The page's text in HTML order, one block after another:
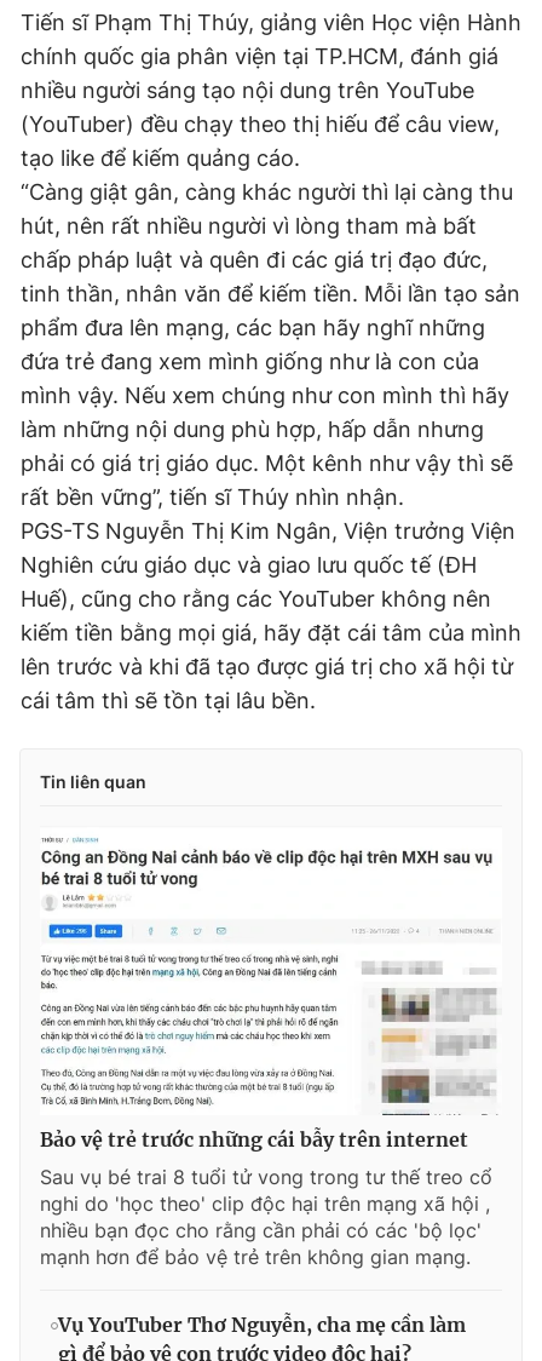
Tiến sĩ Phạm Thị Thúy, giảng viên Học viện Hành
chính quốc gia phân viện tại TP.HCM, đánh giá
nhiều người sáng tạo nội dung trên YouTube
(YouTuber) đều chạy theo thị hiếu để câu view,
tạo like để kiếm quảng cáo.
“Càng giật gân, càng khác người thì lại càng thu
hút, nên rất nhiều người vì lòng tham mà bất
chấp pháp luật và quên đi các giá trị đạo đức,
tinh thần, nhân văn để kiếm tiền. Mỗi lần tạo sản
phẩm đưa lên mạng, các bạn hãy nghĩ những
đứa trẻ đang xem mình giống như là con của
mình vậy. Nếu xem chúng như con mình thì hãy
làm những nội dung phù hợp, hấp dẫn nhưng
phải có giá trị giáo dục. Một kênh như vậy thì sẽ
rất bền vững”, tiến sĩ Thúy nhìn nhận.
PGS-TS Nguyễn Thị Kim Ngân, Viện trưởng Viện
Nghiên cứu giáo dục và giao lưu quốc tế (ĐH
Huế), cũng cho rằng các YouTuber không nên
kiếm tiền bằng mọi giá, hãy đặt cái tâm của mình
lên trước và khi đã tạo được giá trị cho xã hội từ
cái tâm thì sẽ tồn tại lâu bền.
Tin liên quan
Bảo vệ trẻ trước những cái bẫy trên internet
Sau vụ bé trai 8 tuổi tử vong trong tư thế treo cổ
nghi do 'học theo' clip độc hại trên mạng xã hội ,
nhiều bạn đọc cho rằng cần phải có các 'bộ lọc'
mạnh hơn để bảo vệ trẻ trên không gian mạng.
Vụ YouTuber Thơ Nguyễn, cha mẹ cần làm
gì để bảo vệ con trước video độc hại?